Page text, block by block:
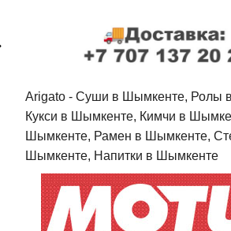
Arigato - Cуши в Шымкенте, Ролы
Кукси в Шымкенте, Кимчи в
Шымкенте, Рамен в Шымкенте,
Шымкенте, Напитки в Шымкенте